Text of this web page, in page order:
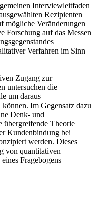
Interviewleitfaden
Rezipienten
mögliche Veränderungen
Forschung auf das Messen
Verfahren im Sinn
Zugang zur
untersuchen die
um daraus
Im Gegensatz dazu
Denk- und
übergreifende Theorie
Kundenbindung bei
werden. Dieses
von quantitativen
Fragebogens